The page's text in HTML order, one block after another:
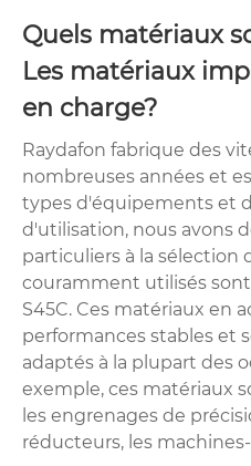
Quels matériaux
Les matériaux
en charge?
Raydafon fabrique des
nombreuses années et
types d'équipements et
d'utilisation, nous avons
particuliers à la sélection
couramment utilisés
S45C. Ces matériaux en
performances stables et
adaptés à la plupart des
exemple, ces matériaux
les engrenages de
réducteurs, les